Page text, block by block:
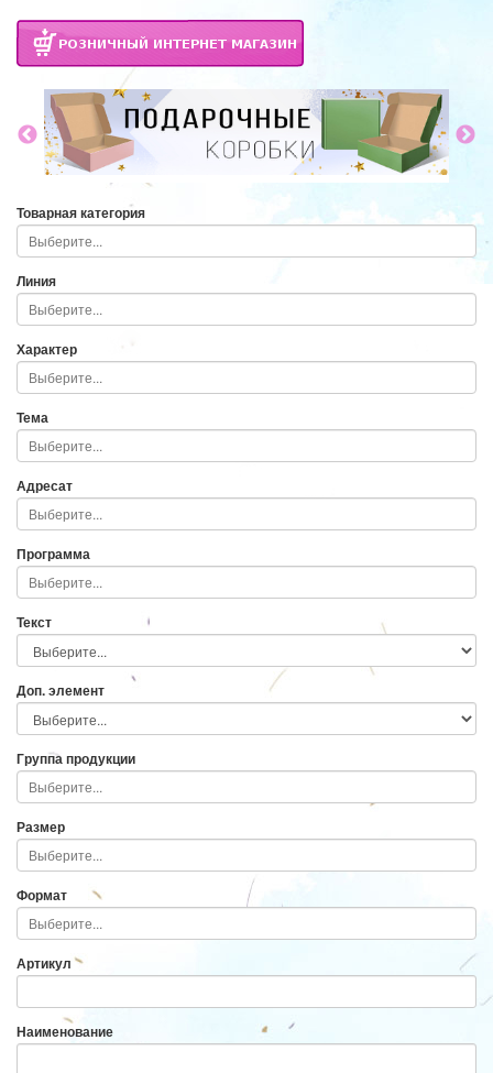
Товарная категория
Линия
Характер
Тема
Адресат
Программа
Текст
Доп. элемент
Группа продукции
Размер
Формат
Артикул
Наименование